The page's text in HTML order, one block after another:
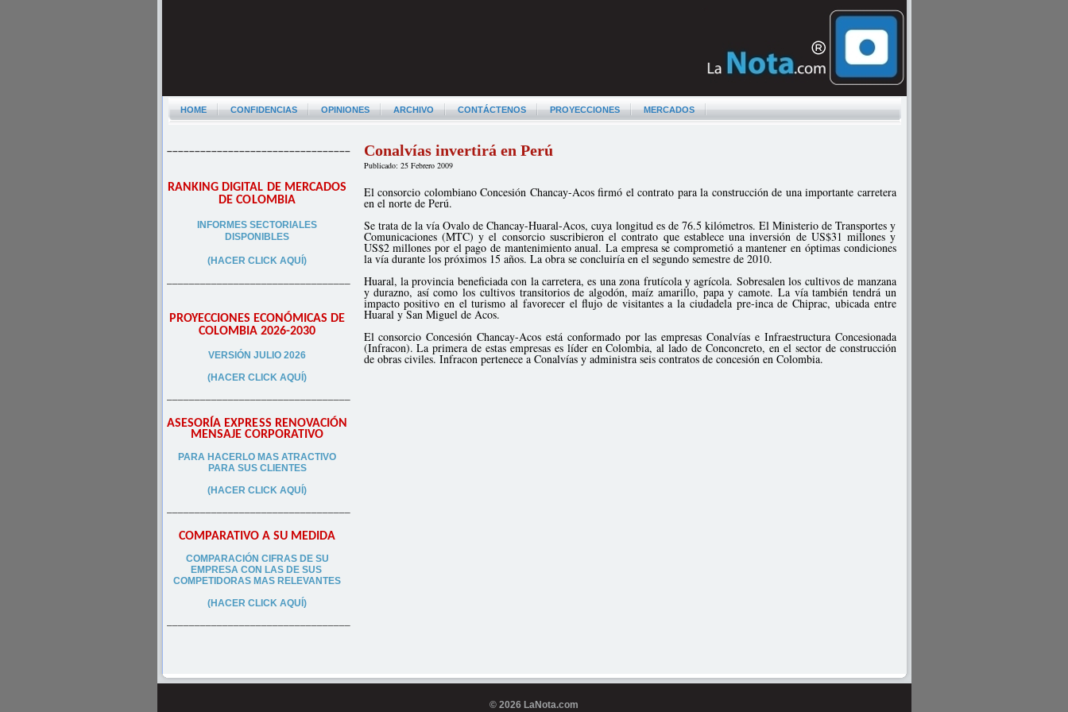
HOME CONFIDENCIAS OPINIONES ARCHIVO CONTÁCTENOS PROYECCIONES MERCADOS
–––––––––––––––––––––––––––––––––
RANKING DIGITAL DE MERCADOS
DE COLOMBIA
INFORMES SECTORIALES
DISPONIBLES
(HACER CLICK AQUÍ)
–––––––––––––––––––––––––––––––––
PROYECCIONES ECONÓMICAS DE
COLOMBIA 2026-2030
VERSIÓN JULIO 2026
(HACER CLICK AQUÍ)
–––––––––––––––––––––––––––––––––
ASESORÍA EXPRESS RENOVACIÓN
MENSAJE CORPORATIVO
PARA HACERLO MAS ATRACTIVO
PARA SUS CLIENTES
(HACER CLICK AQUÍ)
–––––––––––––––––––––––––––––––––
COMPARATIVO A SU MEDIDA
COMPARACIÓN CIFRAS DE SU
EMPRESA CON LAS DE SUS
COMPETIDORAS MAS RELEVANTES
(HACER CLICK AQUÍ)
–––––––––––––––––––––––––––––––––
Conalvías invertirá en Perú
Publicado: 25 Febrero 2009
El consorcio colombiano Concesión Chancay-Acos firmó el contrato para la construcción de una importante carretera
en el norte de Perú.
Se trata de la vía Ovalo de Chancay-Huaral-Acos, cuya longitud es de 76.5 kilómetros. El Ministerio de Transportes y
Comunicaciones (MTC) y el consorcio suscribieron el contrato que establece una inversión de US$31 millones y
US$2 millones por el pago de mantenimiento anual. La empresa se comprometió a mantener en óptimas condiciones
la vía durante los próximos 15 años. La obra se concluiría en el segundo semestre de 2010.
Huaral, la provincia beneficiada con la carretera, es una zona frutícola y agrícola. Sobresalen los cultivos de manzana
y durazno, así como los cultivos transitorios de algodón, maíz amarillo, papa y camote. La vía también tendrá un
impacto positivo en el turismo al favorecer el flujo de visitantes a la ciudadela pre-inca de Chiprac, ubicada entre
Huaral y San Miguel de Acos.
El consorcio Concesión Chancay-Acos está conformado por las empresas Conalvías e Infraestructura Concesionada
(Infracon). La primera de estas empresas es líder en Colombia, al lado de Conconcreto, en el sector de construcción
de obras civiles. Infracon pertenece a Conalvías y administra seis contratos de concesión en Colombia.
© 2026 LaNota.com